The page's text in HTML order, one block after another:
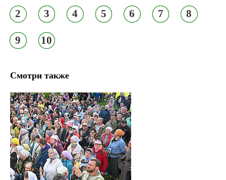
2 3 4 5 6 7 8
9 10
Смотри также